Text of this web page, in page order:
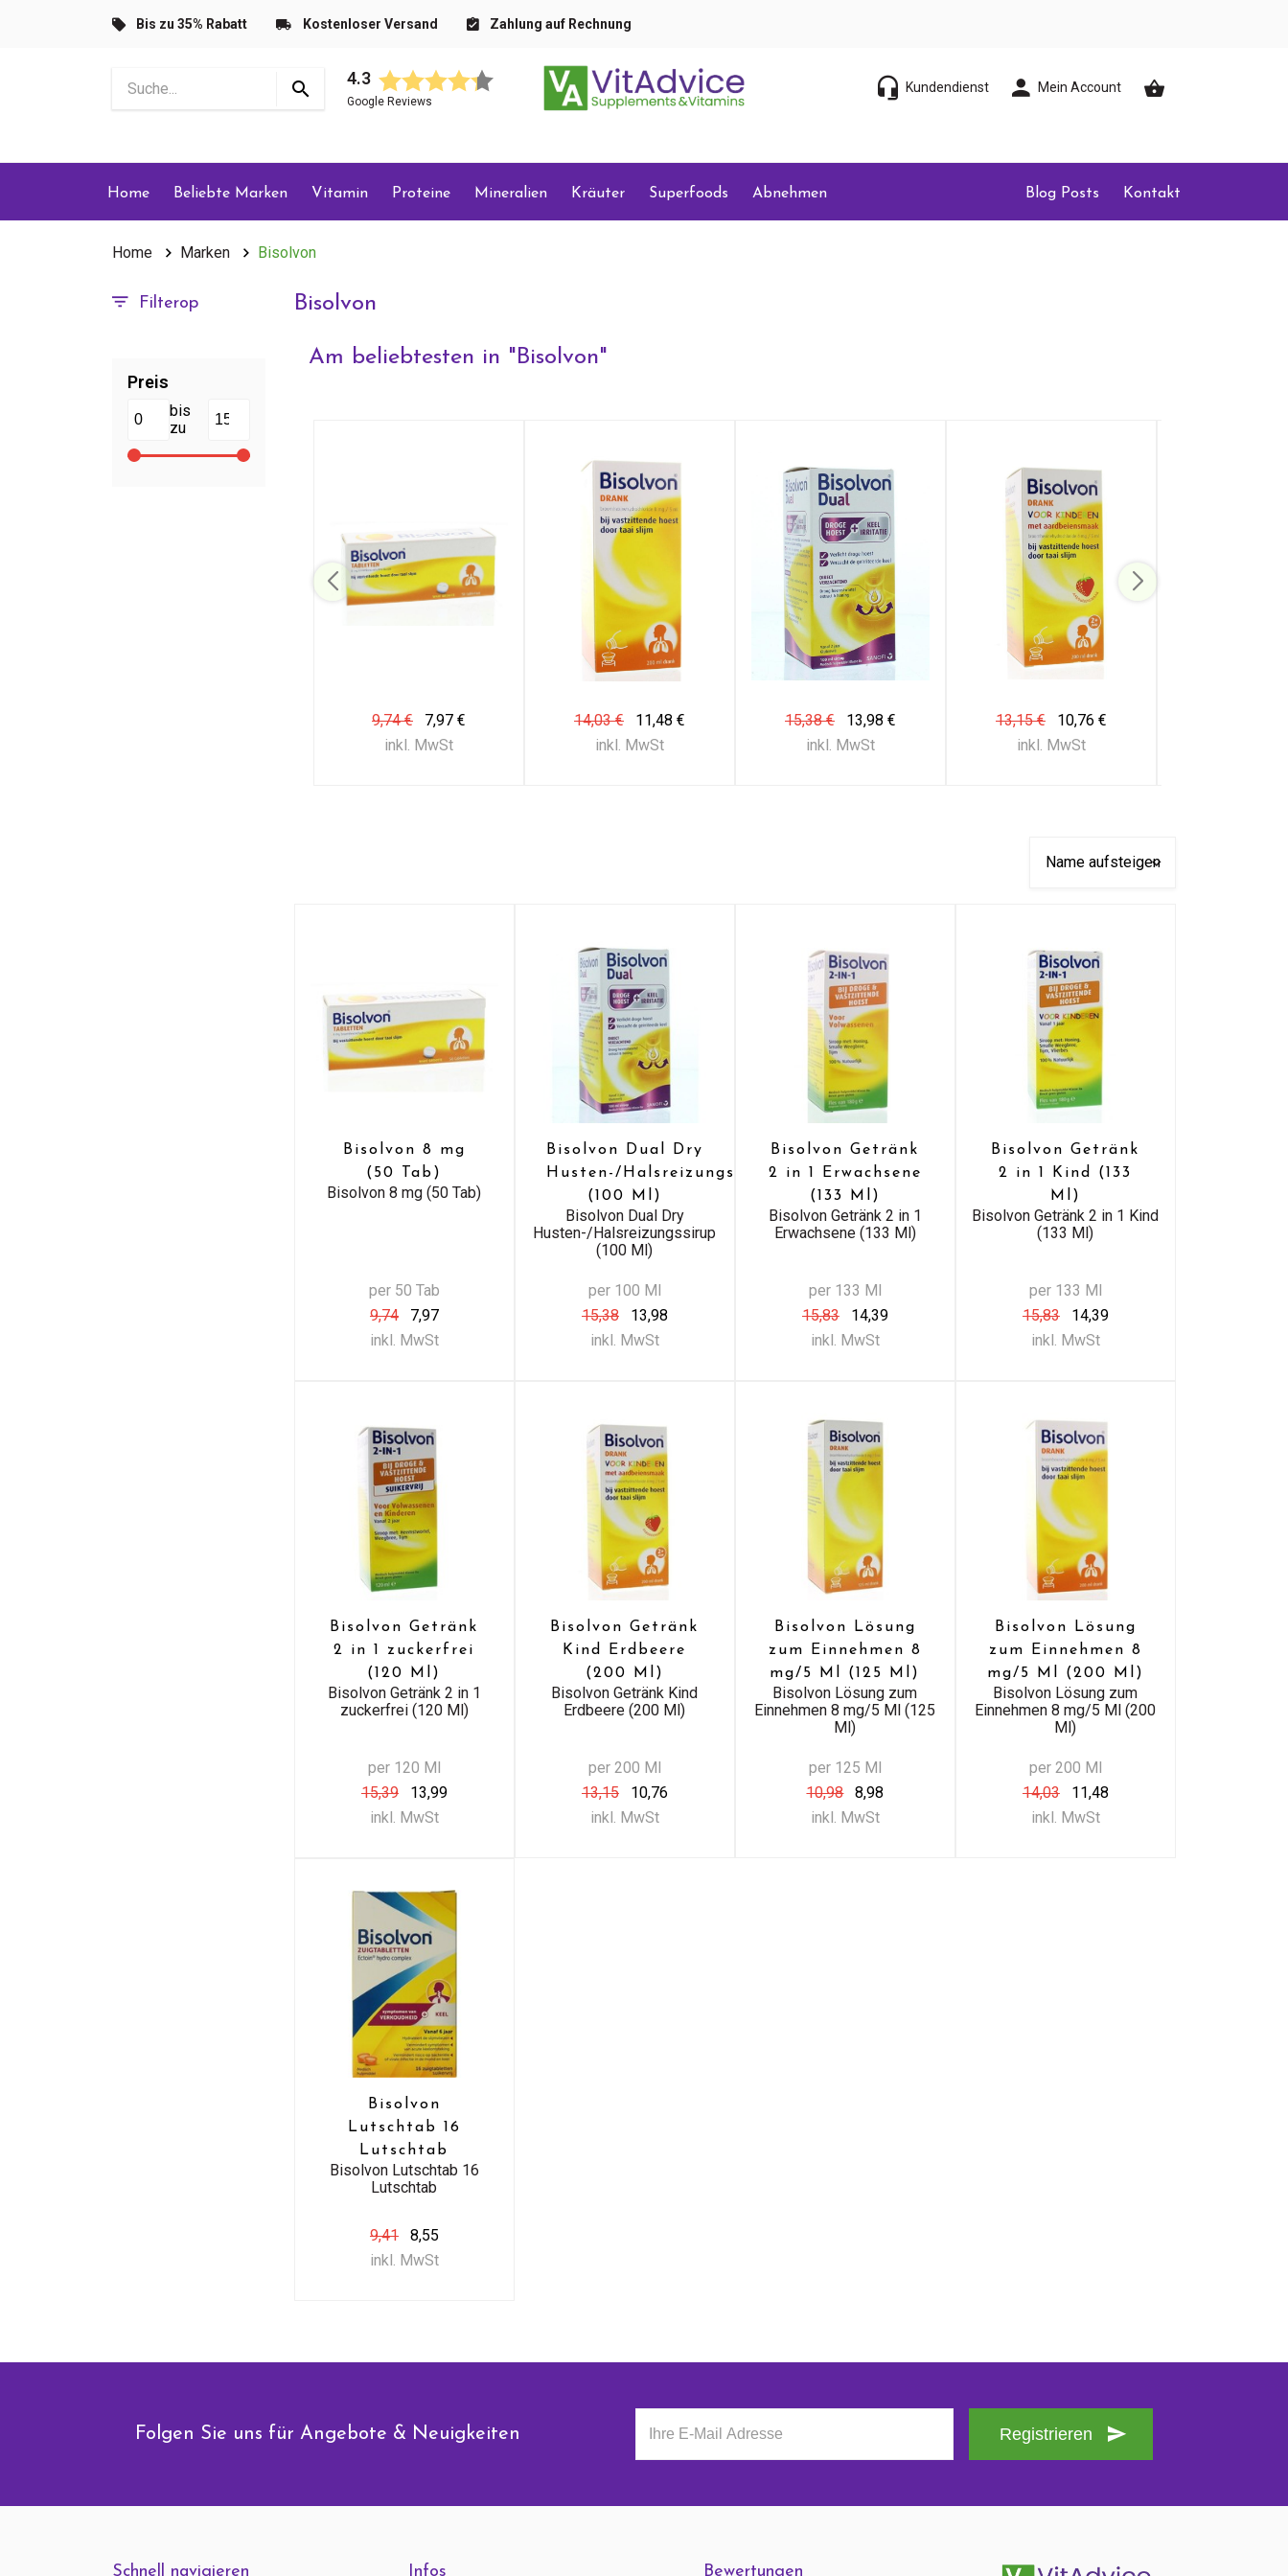
Bis zu 35% Rabatt Kostenloser Versand Zahlung auf Rechnung
4.3
Google Reviews
Kundendienst Mein Account
Home Beliebte Marken Vitamin Proteine Mineralien Kräuter Superfoods Abnehmen Blog Posts Kontakt
Home Marken Bisolvon
Filterop
Preis
bis
zu
Bisolvon
Am beliebtesten in "Bisolvon"
9,74 €
7,97 €
inkl. MwSt
14,03 €
11,48 €
inkl. MwSt
15,38 €
13,98 €
inkl. MwSt
13,15 €
10,76 €
inkl. MwSt
Bisolvon 8 mg
(50 Tab)
Bisolvon 8 mg (50 Tab)
per 50 Tab
9,74
7,97
inkl. MwSt
Bisolvon Dual Dry
Husten-/Halsreizungssirup
(100 Ml)
Bisolvon Dual Dry
Husten-/Halsreizungssirup
(100 Ml)
per 100 Ml
15,38
13,98
inkl. MwSt
Bisolvon Getränk
2 in 1 Erwachsene
(133 Ml)
Bisolvon Getränk 2 in 1
Erwachsene (133 Ml)
per 133 Ml
15,83
14,39
inkl. MwSt
Bisolvon Getränk
2 in 1 Kind (133
Ml)
Bisolvon Getränk 2 in 1 Kind
(133 Ml)
per 133 Ml
15,83
14,39
inkl. MwSt
Bisolvon Getränk
2 in 1 zuckerfrei
(120 Ml)
Bisolvon Getränk 2 in 1
zuckerfrei (120 Ml)
per 120 Ml
15,39
13,99
inkl. MwSt
Bisolvon Getränk
Kind Erdbeere
(200 Ml)
Bisolvon Getränk Kind
Erdbeere (200 Ml)
per 200 Ml
13,15
10,76
inkl. MwSt
Bisolvon Lösung
zum Einnehmen 8
mg/5 Ml (125 Ml)
Bisolvon Lösung zum
Einnehmen 8 mg/5 Ml (125
Ml)
per 125 Ml
10,98
8,98
inkl. MwSt
Bisolvon Lösung
zum Einnehmen 8
mg/5 Ml (200 Ml)
Bisolvon Lösung zum
Einnehmen 8 mg/5 Ml (200
Ml)
per 200 Ml
14,03
11,48
inkl. MwSt
Bisolvon
Lutschtab 16
Lutschtab
Bisolvon Lutschtab 16
Lutschtab
9,41
8,55
inkl. MwSt
Folgen Sie uns für Angebote & Neuigkeiten Registrieren
Schnell navigieren Infos Bewertungen